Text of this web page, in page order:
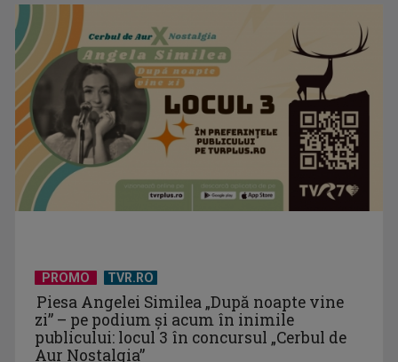
PROMO TVR.RO
Piesa Angelei Similea „După noapte vine
zi” – pe podium şi acum în inimile
publicului: locul 3 în concursul „Cerbul de
Aur Nostalgia”